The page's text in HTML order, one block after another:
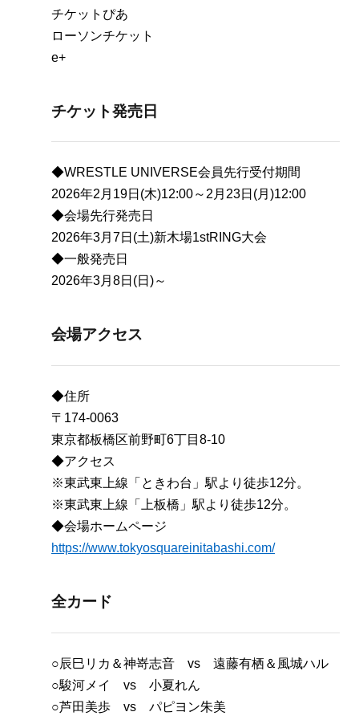
チケットぴあ
ローソンチケット
e+
チケット発売日
◆WRESTLE UNIVERSE会員先行受付期間
2026年2月19日(木)12:00～2月23日(月)12:00
◆会場先行発売日
2026年3月7日(土)新木場1stRING大会
◆一般発売日
2026年3月8日(日)～
会場アクセス
◆住所
〒174-0063
東京都板橋区前野町6丁目8-10
◆アクセス
※東武東上線「ときわ台」駅より徒歩12分。
※東武東上線「上板橋」駅より徒歩12分。
◆会場ホームページ
https://www.tokyosquareinitabashi.com/
全カード
○辰巳リカ＆神嵜志音 vs 遠藤有栖＆風城ハル
○駿河メイ vs 小夏れん
○芦田美歩 vs パピヨン朱美